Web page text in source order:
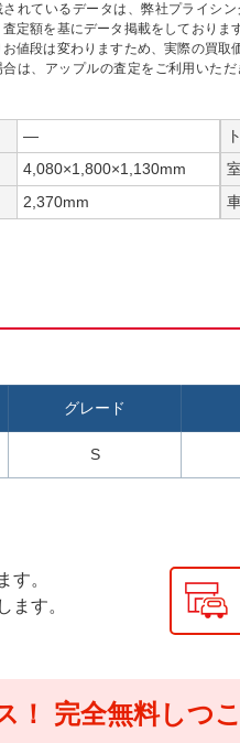
されているデータは、弊社プライシ
査定額を基にデータ掲載をしておりま
お値段は変わりますため、実際の買取
合は、アップルの査定をご利用いた
―
4,080×1,800×1,130mm
2,370mm
グレード
S
す。
ます。
！ 完全無料しつ